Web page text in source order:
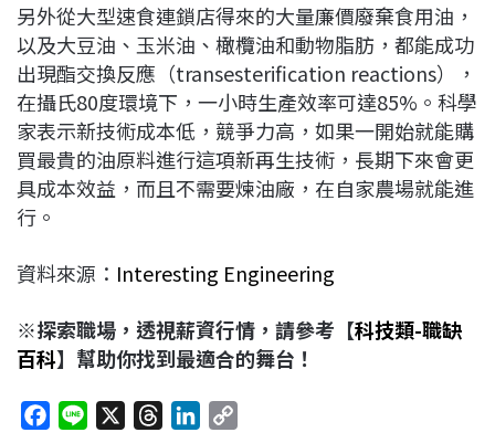
另外從大型速食連鎖店得來的大量廉價廢棄食用油，
以及大豆油、玉米油、橄欖油和動物脂肪，都能成功
出現酯交換反應（transesterification reactions），
在攝氏80度環境下，一小時生產效率可達85%。科學
家表示新技術成本低，競爭力高，如果一開始就能購
買最貴的油原料進行這項新再生技術，長期下來會更
具成本效益，而且不需要煉油廠，在自家農場就能進
行。
資料來源： Interesting Engineering
※探索職場，透視薪資行情，請參考【科技類-職缺
百科】幫助你找到最適合的舞台！